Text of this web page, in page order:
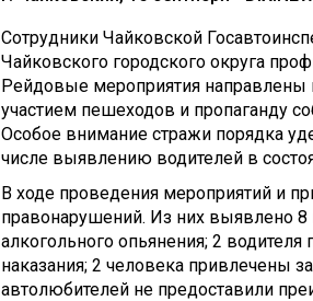
Сотрудники Чайковской
Чайковского городского округа
Рейдовые мероприятия
участием пешеходов и пропаганду
Особое внимание стражи порядка
числе выявлению водителей в
В ходе проведения мероприятий и
правонарушений. Из них выявлено
алкогольного опьянения; 2
наказания; 2 человека привлечены
автолюбителей не предоставили